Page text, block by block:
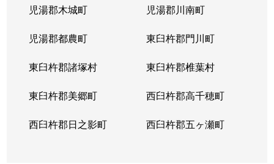
児湯郡木城町 児湯郡川南町
児湯郡都農町 東臼杵郡門川町
東臼杵郡諸塚村 東臼杵郡椎葉村
東臼杵郡美郷町 西臼杵郡高千穂町
西臼杵郡日之影町 西臼杵郡五ヶ瀬町